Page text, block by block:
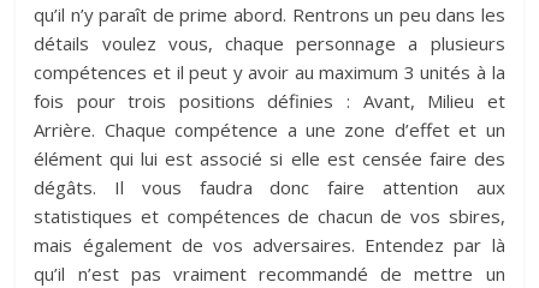
qu’il n’y paraît de prime abord. Rentrons un peu dans les
détails voulez vous, chaque personnage a plusieurs
compétences et il peut y avoir au maximum 3 unités à la
fois pour trois positions définies : Avant, Milieu et
Arrière. Chaque compétence a une zone d’effet et un
élément qui lui est associé si elle est censée faire des
dégâts. Il vous faudra donc faire attention aux
statistiques et compétences de chacun de vos sbires,
mais également de vos adversaires. Entendez par là
qu’il n’est pas vraiment recommandé de mettre un